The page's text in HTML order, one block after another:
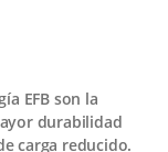
EFB son la
durabilidad
carga reducido.